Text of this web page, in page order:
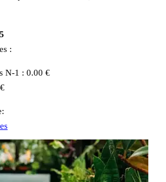
:
N-1 : 0.00 €